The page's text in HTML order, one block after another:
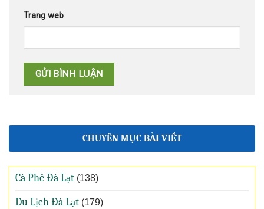
Trang web
CHUYÊN MỤC BÀI VIẾT
Cà Phê Đà Lạt (138)
Du Lịch Đà Lạt (179)